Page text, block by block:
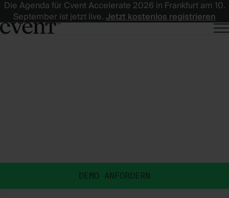
Die Agenda für Cvent Accelerate 2026 in Frankfurt am 10.
September ist jetzt live.Jetzt kostenlos registrieren
DEMO ANFORDERN